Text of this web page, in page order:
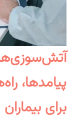
پیامدها،
برای بیماران